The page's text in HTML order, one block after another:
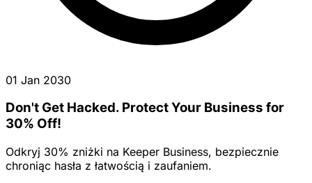
01 Jan 2030
Don't Get Hacked. Protect Your Business for
30% Off!
Odkryj 30% zniżki na Keeper Business, bezpiecznie
chroniąc hasła z łatwością i zaufaniem.